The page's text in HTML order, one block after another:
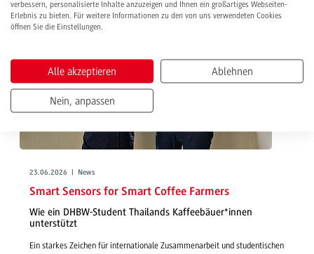
23.06.2026 | News
Smart Sensors for Smart Coffee Farmers
Wie ein DHBW-Student Thailands Kaffeebäuer*innen
unterstützt
Ein starkes Zeichen für internationale Zusammenarbeit und studentischen
verbessern, personalisierte Inhalte anzuzeigen und Ihnen ein großartiges Webseiten-
Erlebnis zu bieten. Für weitere Informationen zu den von uns verwendeten Cookies
öffnen Sie die Einstellungen.
Alle akzeptieren Ablehnen
Nein, anpassen